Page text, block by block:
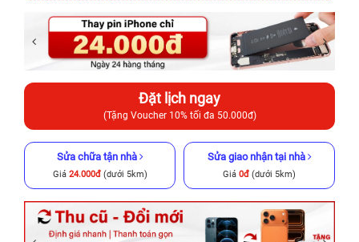
Đặt lịch ngay
(Tặng Voucher 10% tối đa 50.000đ)
Sửa chữa tận nhà
Giá 24.000đ(dưới 5km)
Sửa giao nhận tại nhà
Giá 0đ (dưới 5km)